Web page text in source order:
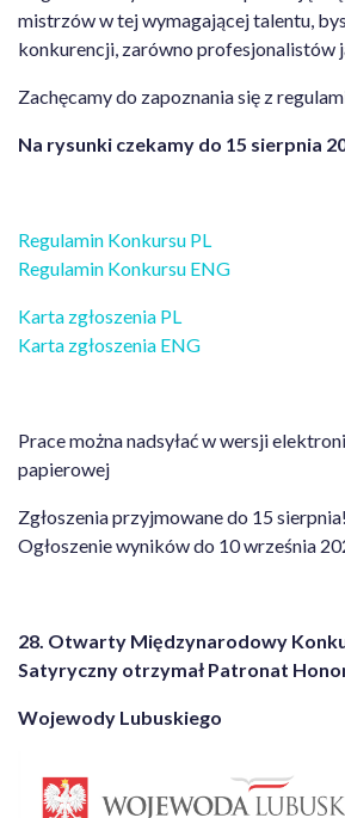
mistrzów w tej wymagającej talentu,
konkurencji, zarówno profesjonalistów
Zachęcamy do zapoznania się z
Na rysunki czekamy do 15 sierpnia
Regulamin Konkursu PL
Regulamin Konkursu ENG
Karta zgłoszenia PL
Karta zgłoszenia ENG
Prace można nadsyłać w wersji
papierowej
Zgłoszenia przyjmowane do 15 sierpnia!
Ogłoszenie wyników do 10 września
28. Otwarty Międzynarodowy
Satyryczny otrzymał Patronat
Wojewody Lubuskiego